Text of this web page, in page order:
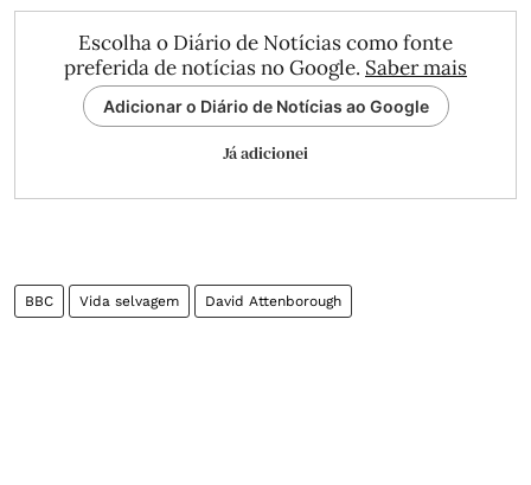
Escolha o Diário de Notícias como fonte
preferida de notícias no Google. Saber mais
Adicionar o Diário de Notícias ao Google
Já adicionei
BBC Vida selvagem David Attenborough